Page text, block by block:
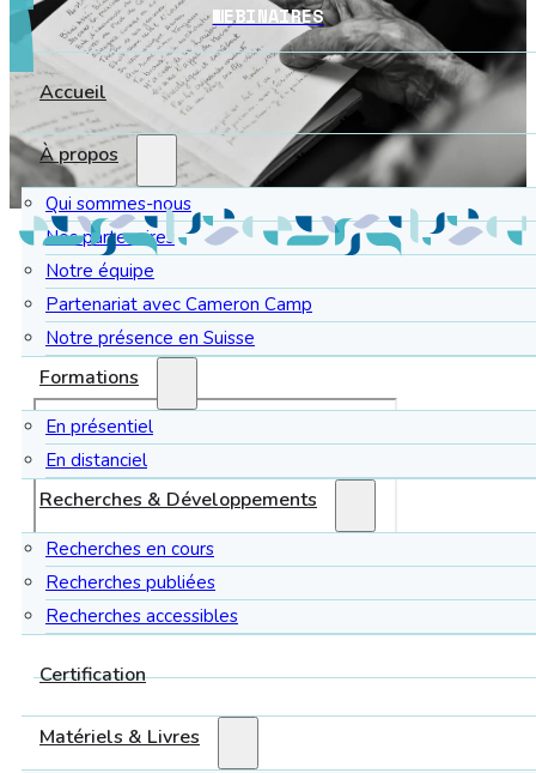
Accueil
À propos
Qui sommes-nous
Nos partenaires
Notre équipe
Partenariat avec Cameron Camp
Notre présence en Suisse
Formations
En présentiel
En distanciel
Recherches & Développements
Recherches en cours
Recherches publiées
Recherches accessibles
Certification
Matériels & Livres
WEBINAIRES
Brisez les tabous et explorez la vie affective et